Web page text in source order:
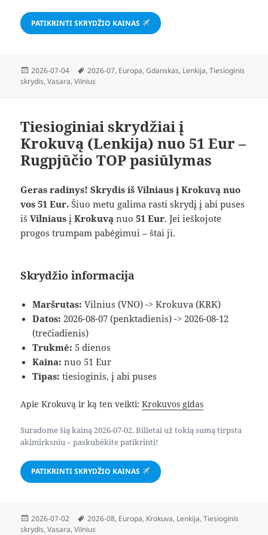
PATIKRINTI SKRYDŽIO KAINAS
Paskelbta
2026-07-04 Žymos
2026-07, Europa,Gdanskas, Lenkija,Tiesioginis
skrydis,Vasara,Vilnius
Tiesioginiai skrydžiai į
Krokuvą (Lenkija) nuo 51 Eur –
Rugpjūčio TOP pasiūlymas
Geras radinys! Skrydis iš Vilniaus į Krokuvą nuo
vos 51 Eur. Šiuo metu galima rasti skrydį į abi puses
išVilniaus įKrokuvą nuo51 Eur. Jei ieškojote
progos trumpam pabėgimui – štai ji.
Skrydžio informacija
Maršrutas: Vilnius (VNO) -> Krokuva (KRK)
Datos: 2026-08-07 (penktadienis) -> 2026-08-12
(trečiadienis)
Trukmė: 5 dienos
Kaina: nuo 51 Eur
Tipas: tiesioginis, į abi puses
Apie Krokuvą ir ką ten veikti:Krokuvos gidas
Suradome šią kainą 2026-07-02. Bilietai už tokią sumą tirpsta
akimirksniu – paskubėkite patikrinti!
PATIKRINTI SKRYDŽIO KAINAS
Paskelbta
2026-07-02 Žymos
2026-08, Europa, Krokuva, Lenkija,Tiesioginis
skrydis,Vasara,Vilnius